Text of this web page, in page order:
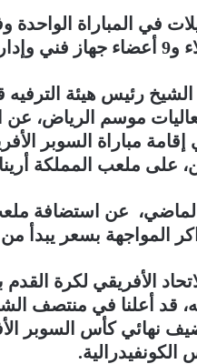
في المباراة الواحدة
رئيس هيئة الترفيه
موسم الرياض،
على ملعب المملكة
أغسطس الماضي، عن استضافة
بسعر يبدأ من 40 ريالًا سعوديًّا
الأفريقي لكرة
قد أعلنا في منتصف
نهائي كأس السوبر
.